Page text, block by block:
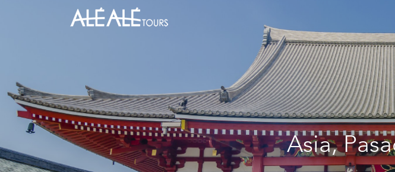
Asia,